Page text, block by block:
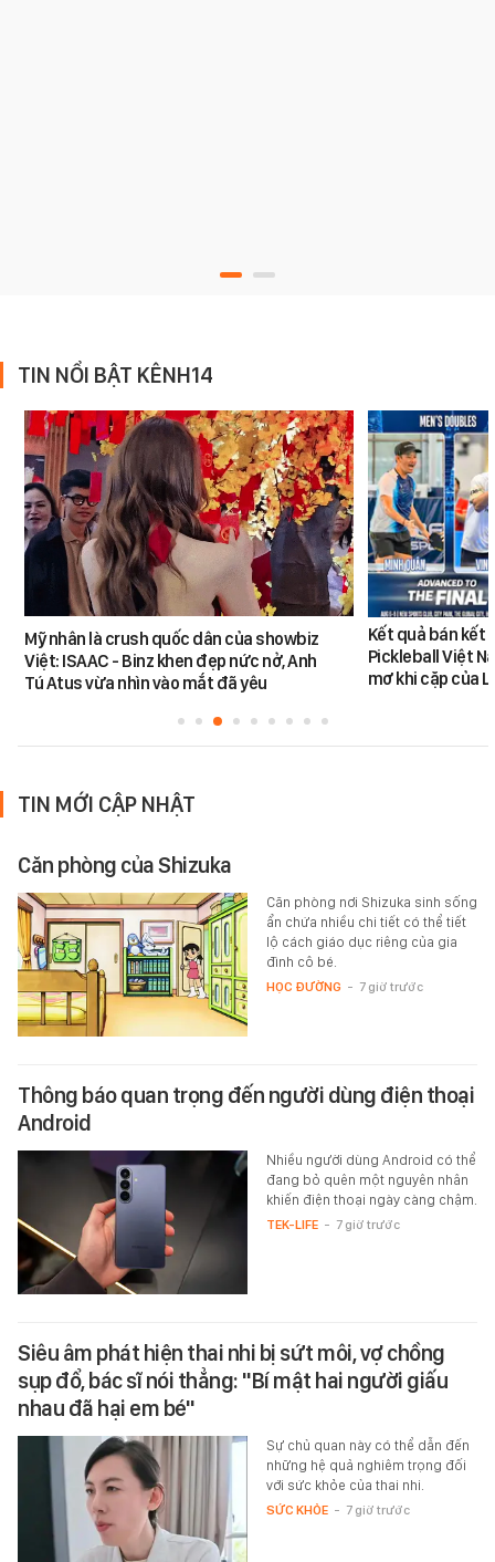
TIN NỔI BẬT KÊNH14
Mỹ nhân là crush quốc dân của showbiz
Việt: ISAAC - Binz khen đẹp nức nở, Anh
Tú Atus vừa nhìn vào mắt đã yêu
Kết quả bán kết
Pickleball Việt
mơ khi cặp của
TIN MỚI CẬP NHẬT
Căn phòng của Shizuka
Căn phòng nơi Shizuka sinh sống
ẩn chứa nhiều chi tiết có thể tiết
lộ cách giáo dục riêng của gia
đình cô bé.
HỌC ĐƯỜNG - 7 giờ trước
Thông báo quan trọng đến người dùng điện thoại
Android
Nhiều người dùng Android có thể
đang bỏ quên một nguyên nhân
khiến điện thoại ngày càng chậm.
TEK-LIFE - 7 giờ trước
Siêu âm phát hiện thai nhi bị sứt môi, vợ chồng
sụp đổ, bác sĩ nói thẳng: "Bí mật hai người giấu
nhau đã hại em bé"
Sự chủ quan này có thể dẫn đến
những hệ quả nghiêm trọng đối
với sức khỏe của thai nhi.
SỨC KHỎE - 7 giờ trước